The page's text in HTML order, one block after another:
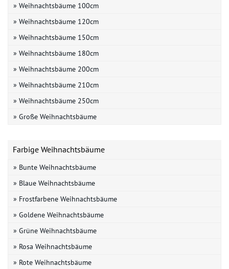
» Weihnachtsbäume 100cm
» Weihnachtsbäume 120cm
» Weihnachtsbäume 150cm
» Weihnachtsbäume 180cm
» Weihnachtsbäume 200cm
» Weihnachtsbäume 210cm
» Weihnachtsbäume 250cm
» Große Weihnachtsbäume
Farbige Weihnachtsbäume
» Bunte Weihnachtsbäume
» Blaue Weihnachtsbäume
» Frostfarbene Weihnachtsbäume
» Goldene Weihnachtsbäume
» Grüne Weihnachtsbäume
» Rosa Weihnachtsbäume
» Rote Weihnachtsbäume